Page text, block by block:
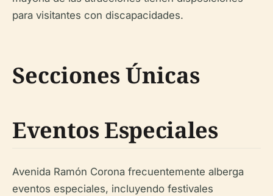
para visitantes con discapacidades.
Secciones Únicas
Eventos Especiales
Avenida Ramón Corona frecuentemente alberga
eventos especiales, incluyendo festivales